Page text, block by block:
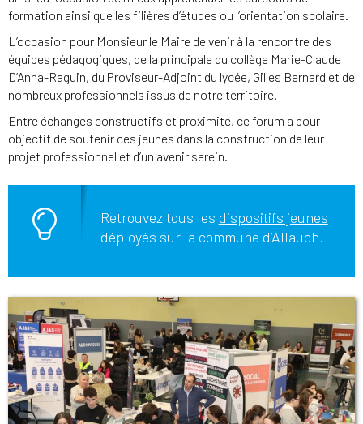
formation ainsi que les filières d’études ou l’orientation scolaire.
L’occasion pour Monsieur le Maire de venir à la rencontre des
équipes pédagogiques, de la principale du collège Marie-Claude
D’Anna-Raguin, du Proviseur-Adjoint du lycée, Gilles Bernard et de
nombreux professionnels issus de notre territoire.
Entre échanges constructifs et proximité, ce forum a pour
objectif de soutenir ces jeunes dans la construction de leur
projet professionnel et d’un avenir serein.
Retrouvez tous les dispositifs jeunes
déployés sur la commune d’Allauch.